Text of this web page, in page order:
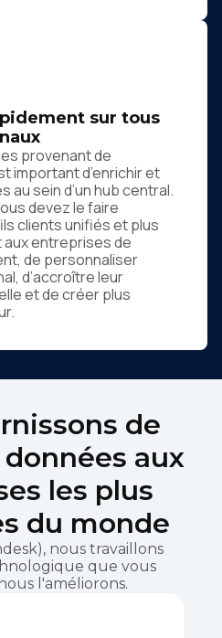
sur tous
provenant de
important d’enrichir et
au sein d’un hub central.
devez le faire
clients unifiés et plus
entreprises de
de personnaliser
d’accroître leur
et de créer plus
de
aux
les plus
du monde
nous travaillons
que vous
l'améliorons.